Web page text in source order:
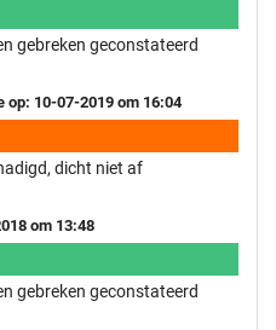
gebreken geconstateerd
op: 10-07-2019 om 16:04
dicht niet af
om 13:48
gebreken geconstateerd